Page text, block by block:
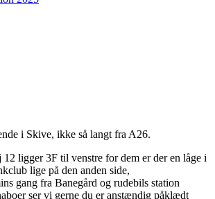
i Skive, ikke så langt fra A26.
ligger 3F til venstre for dem er der en låge i
lige på den anden side,
gang fra Banegård og rudebils station
ser vi gerne du er anstændig påklædt